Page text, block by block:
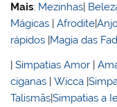
Mais: Mezinhas|
Mágicas |Afrodite|
rápidos |Magia das
|Simpatias Amor |
ciganas |Wicca |
Talismãs|Simpatias a